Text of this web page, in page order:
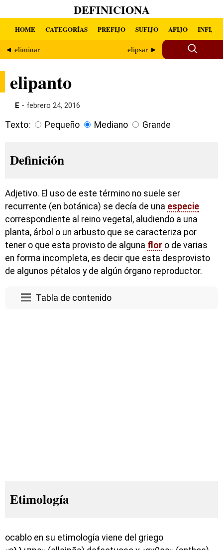
DEFINICIONA
HOME CATEGORÍAS PREFIJO SUFIJO AFIJO INFIJO
◄ eliminar elipsar ►
elipanto
E - febrero 24, 2016
Texto: Pequeño Mediano Grande
Definición
Adjetivo. El uso de este término no suele ser
recurrente (en botánica) se decía de una especie
correspondiente al reino vegetal, aludiendo a una
planta, árbol o un arbusto que se caracteriza por
tener o que esta provisto de alguna flor o de varias
en forma incompleta, es decir que esta desprovisto
de algunos pétalos y de algún órgano reproductor.
Tabla de contenido
Etimología
ocablo en su etimología viene del griego